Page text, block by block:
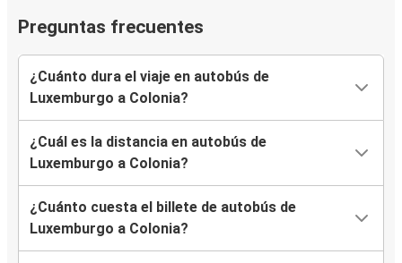
Preguntas frecuentes
¿Cuánto dura el viaje en autobús de
Luxemburgo a Colonia?
¿Cuál es la distancia en autobús de
Luxemburgo a Colonia?
¿Cuánto cuesta el billete de autobús de
Luxemburgo a Colonia?